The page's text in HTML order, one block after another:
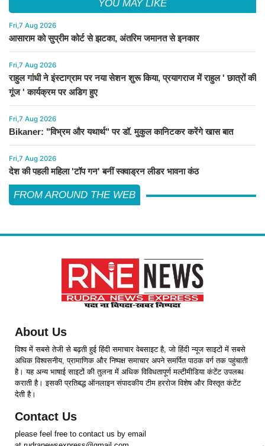
YOU MAY LIKE
Fri,7 Aug 2026
आसाराम को सुप्रीम कोर्ट से झटका, अंतरिम जमानत से इनकार
Fri,7 Aug 2026
राहुल गांधी ने इंस्टाग्राम पर नया सेशन शुरू किया, प्रयागराज में राहुल ' छात्रों की
गूंज ' कार्यक्रम पर अडिग हुए
Fri,7 Aug 2026
Bikaner: "विभ्रम और यथार्थ" पर डॉ. मुकुल कानिटकर करेंगे खास बात
Fri,7 Aug 2026
देश की पहली महिला 'टॉप गन' बनीं स्क्वाड्रन लीडर भावना कंठ
FROM AROUND THE WEB
About Us
विश्व में सबसे तेजी से बढ़ती हुई हिंदी समाचार वेबसाइट है, जो हिंदी न्यूज साइटों में सबसे
अधिक विश्वसनीय, प्रामाणिक और निष्पक्ष समाचार अपने समर्पित पाठक वर्ग तक पहुंचाती
है। यह अन्य भाषाई साइटों की तुलना में अधिक विविधतापूर्ण मल्टीमीडिया कंटेंट उपलब्ध
कराती है। इसकी प्रतिबद्ध ऑनलाइन संपादकीय टीम हररोज विशेष और विस्तृत कंटेंट
देती है।
Contact Us
please feel free to contact us by email